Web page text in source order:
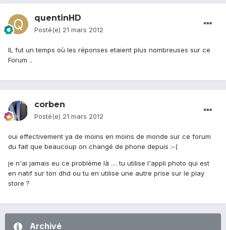
quentinHD
Posté(e) 21 mars 2012
IL fut un temps où les réponses etaient plus nombreuses sur ce
Forum ..
corben
Posté(e) 21 mars 2012
oui effectivement ya de moins en moins de monde sur ce forum
du fait que beaucoup on changé de phone depuis :-(
je n'ai jamais eu ce problème là .... tu utilise l'appli photo qui est
en natif sur ton dhd ou tu en utilise une autre prise sur le play
store ?
Archivé